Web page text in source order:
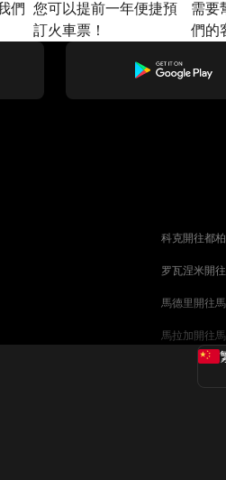
們
您可以提前一年便捷預
訂火車票！
需要
們的
科克開往都
罗瓦涅米開
馬德里開往
馬拉加開往
威尼斯開往
斯德哥爾摩